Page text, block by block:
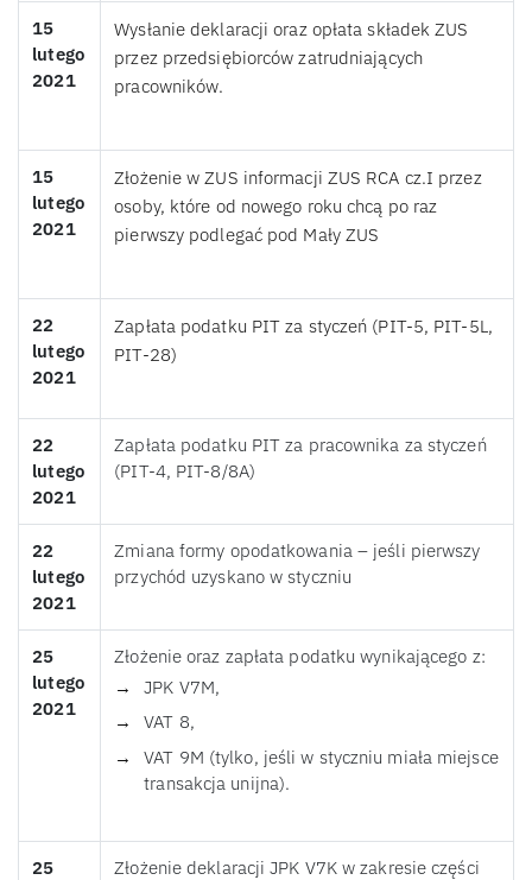
15
lutego
2021
Wysłanie deklaracji oraz opłata składek ZUS
przez przedsiębiorców zatrudniających
pracowników.
15
lutego
2021
Złożenie w ZUS informacji ZUS RCA cz.I przez
osoby, które od nowego roku chcą po raz
pierwszy podlegać pod Mały ZUS
22
lutego
2021
Zapłata podatku PIT za styczeń (PIT-5, PIT-5L,
PIT-28)
22
lutego
2021
Zapłata podatku PIT za pracownika za styczeń
(PIT-4, PIT-8/8A)
22
lutego
2021
Zmiana formy opodatkowania – jeśli pierwszy
przychód uzyskano w styczniu
25
lutego
2021
Złożenie oraz zapłata podatku wynikającego z:
JPK V7M,
VAT 8,
VAT 9M (tylko, jeśli w styczniu miała miejsce
transakcja unijna).
25
Złożenie deklaracji JPK V7K w zakresie części